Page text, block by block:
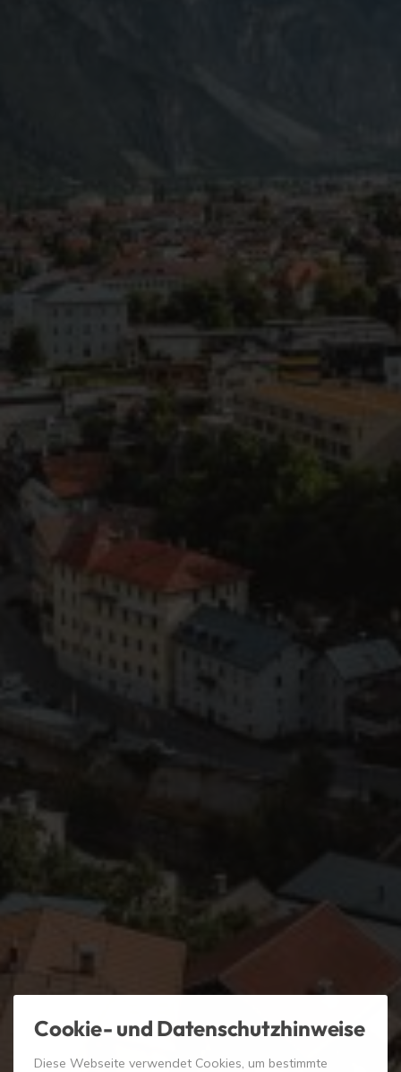
Cookie- und Datenschutzhinweise
Diese Webseite verwendet Cookies, um bestimmte